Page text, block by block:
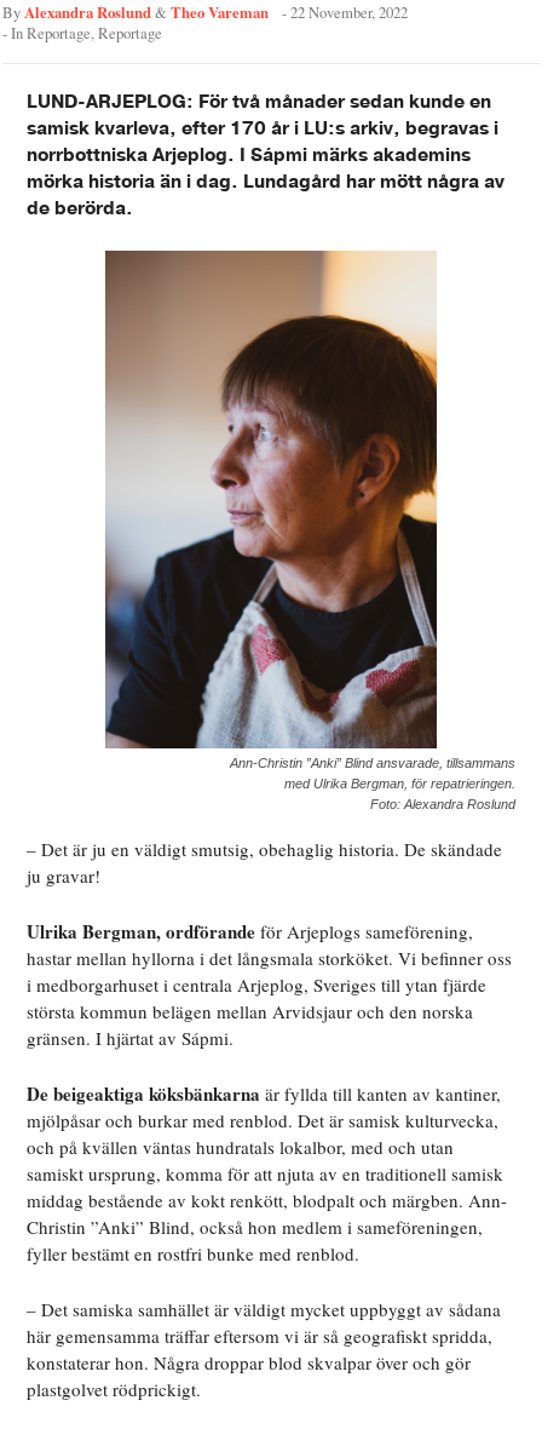
ByAlexandra Roslund&Theo Vareman -22 November, 2022
- InReportage,Reportage
LUND-ARJEPLOG: För två månader sedan kunde en
samisk kvarleva, efter 170 år i LU:s arkiv, begravas i
norrbottniska Arjeplog. I Sápmi märks akademins
mörka historia än i dag. Lundagård har mött några av
de berörda.
Ann-Christin ”Anki” Blind ansvarade, tillsammans
med Ulrika Bergman, för repatrieringen.
Foto: Alexandra Roslund
– Det är ju en väldigt smutsig, obehaglig historia. De skändade
ju gravar!
Ulrika Bergman, ordförande för Arjeplogs sameförening,
hastar mellan hyllorna i det långsmala storköket. Vi befinner oss
i medborgarhuset i centrala Arjeplog, Sveriges till ytan fjärde
största kommun belägen mellan Arvidsjaur och den norska
gränsen. I hjärtat av Sápmi.
De beigeaktiga köksbänkarna är fyllda till kanten av kantiner,
mjölpåsar och burkar med renblod. Det är samisk kulturvecka,
och på kvällen väntas hundratals lokalbor, med och utan
samiskt ursprung, komma för att njuta av en traditionell samisk
middag bestående av kokt renkött, blodpalt och märgben. Ann-
Christin ”Anki” Blind, också hon medlem i sameföreningen,
fyller bestämt en rostfri bunke med renblod.
– Det samiska samhället är väldigt mycket uppbyggt av sådana
här gemensamma träffar eftersom vi är så geografiskt spridda,
konstaterar hon. Några droppar blod skvalpar över och gör
plastgolvet rödprickigt.